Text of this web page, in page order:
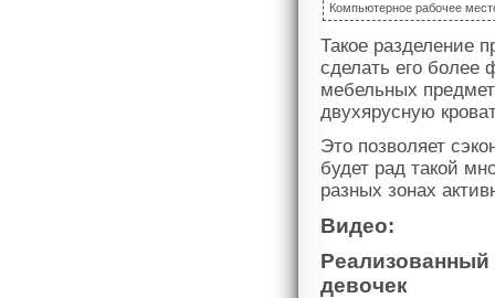
Компьютерное рабочее
Такое разделение
сделать его более
мебельных
двухярусную
Это позволяет
будет рад такой
разных зонах
Видео:
Реализованный
девочек